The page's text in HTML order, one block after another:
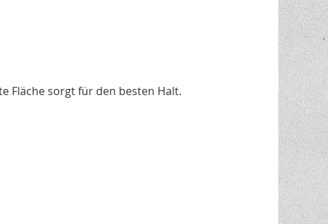
Fläche sorgt für den besten Halt.